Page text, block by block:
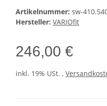
Artikelnummer: sw-
Hersteller: VARIOfit
246,00 €
inkl. 19% USt. ,